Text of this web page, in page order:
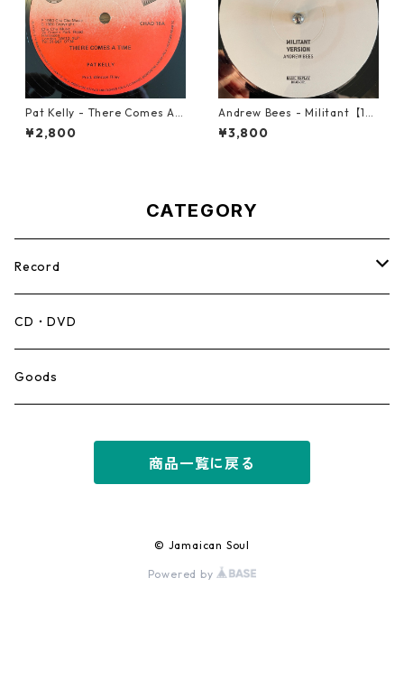
Pat Kelly - There Comes A T
ime【12-50057】
¥2,800
Andrew Bees ‎- Militant【12-
50066】
¥3,800
CATEGORY
Record
Mento,Calypso,Ballad
Ska
CD・DVD
Goods
商品一覧に戻る
© Jamaican Soul
Powered by